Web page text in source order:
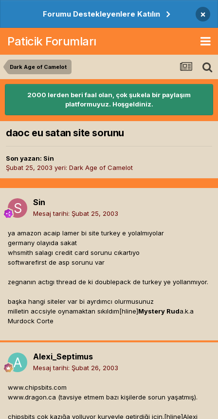
Forumu Destekleyenlere Katılın ×
Paticik Forumları
Dark Age of Camelot
2000 lerden beri faal olan, çok şukela bir paylaşım
platformuyuz. Hoşgeldiniz.
daoc eu satan site sorunu
Son yazan: Sin
Şubat 25, 2003 yeri: Dark Age of Camelot
Sin
Mesaj tarihi: Şubat 25, 2003
ya amazon acaip lamer bi site turkey e yolalmıyolar
germany olayıda sakat
whsmith salagı credit card sorunu cıkartıyo
softwarefirst de asp sorunu var
zegnanın actıgı thread de ki doublepack de turkey ye yollanmıyor.
başka hangi siteler var bi ayrdımcı olurmusunuz
milletin accsiyle oynamaktan sıkıldım[hline]Mystery Ruda.k.a
Murdock Corte
Alexi_Septimus
Mesaj tarihi: Şubat 26, 2003
www.chipsbits.com
www.dragon.ca (tavsiye etmem bazı kişilerde sorun yaşatmış).
chipsbits çok kazığa yolluyor kuryeyle getirdiği için.[hline]Alexi